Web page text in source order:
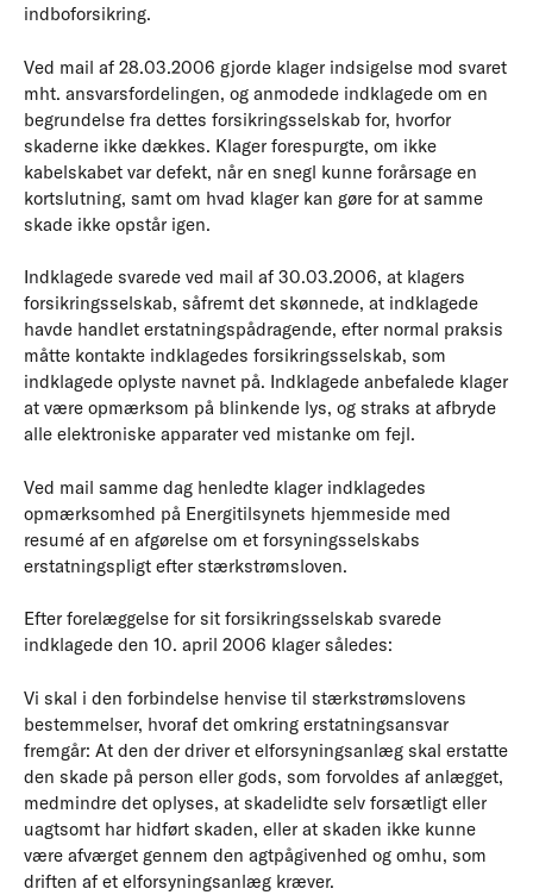
indboforsikring.
Ved mail af 28.03.2006 gjorde klager indsigelse mod svaret
mht. ansvarsfordelingen, og anmodede indklagede om en
begrundelse fra dettes forsikringsselskab for, hvorfor
skaderne ikke dækkes. Klager forespurgte, om ikke
kabelskabet var defekt, når en snegl kunne forårsage en
kortslutning, samt om hvad klager kan gøre for at samme
skade ikke opstår igen.
Indklagede svarede ved mail af 30.03.2006, at klagers
forsikringsselskab, såfremt det skønnede, at indklagede
havde handlet erstatningspådragende, efter normal praksis
måtte kontakte indklagedes forsikringsselskab, som
indklagede oplyste navnet på. Indklagede anbefalede klager
at være opmærksom på blinkende lys, og straks at afbryde
alle elektroniske apparater ved mistanke om fejl.
Ved mail samme dag henledte klager indklagedes
opmærksomhed på Energitilsynets hjemmeside med
resumé af en afgørelse om et forsyningsselskabs
erstatningspligt efter stærkstrømsloven.
Efter forelæggelse for sit forsikringsselskab svarede
indklagede den 10. april 2006 klager således:
Vi skal i den forbindelse henvise til stærkstrømslovens
bestemmelser, hvoraf det omkring erstatningsansvar
fremgår: At den der driver et elforsyningsanlæg skal erstatte
den skade på person eller gods, som forvoldes af anlægget,
medmindre det oplyses, at skadelidte selv forsætligt eller
uagtsomt har hidført skaden, eller at skaden ikke kunne
være afværget gennem den agtpågivenhed og omhu, som
driften af et elforsyningsanlæg kræver.